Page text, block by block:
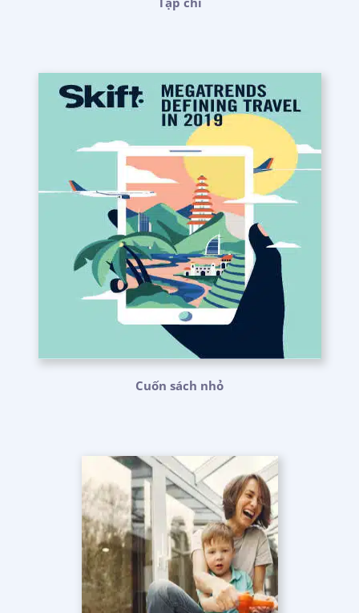
Cuốn sách nhỏ